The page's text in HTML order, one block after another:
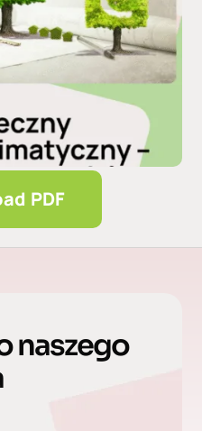
PDF
naszego